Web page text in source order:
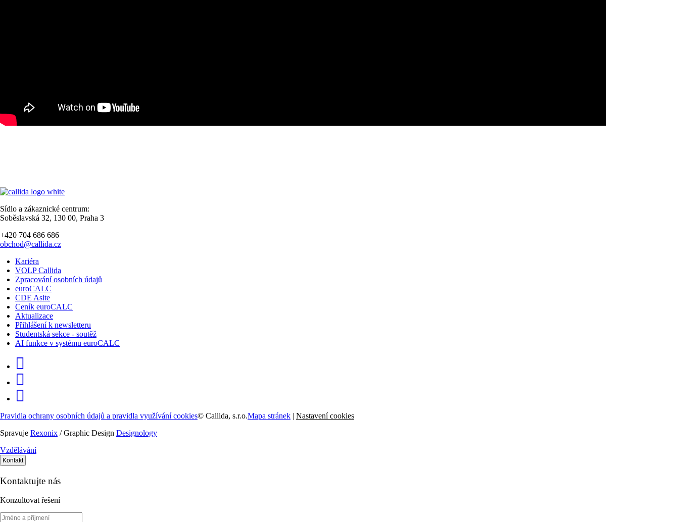
Sídlo a zákaznické centrum:
Soběslavská 32, 130 00, Praha 3
+420 704 686 686
obchod@callida.cz
Kariéra
VOLP Callida
Zpracování osobních údajů
euroCALC
CDE Asite
Ceník euroCALC
Aktualizace
Přihlášení k newsletteru
Studentská sekce - soutěž
AI funkce v systému euroCALC
Pravidla ochrany osobních údajů a pravidla využívání cookies© Callida, s.r.o.Mapa stránek | Nastavení cookies
Spravuje Rexonix / Graphic Design Designology
Vzdělávání
Kontakt
Kontaktujte nás
Konzultovat řešení